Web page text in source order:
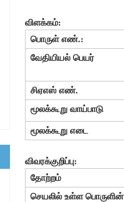
விளக்கம்:
பொருள் எண்.:
வேதியியல் பெயர்
சிஏஎஸ் எண்.
மூலக்கூறு வாய்பாடு
மூலக்கூறு எடை
விவரக்குறிப்பு:
தோற்றம்
செயலில் உள்ள பொருளின்